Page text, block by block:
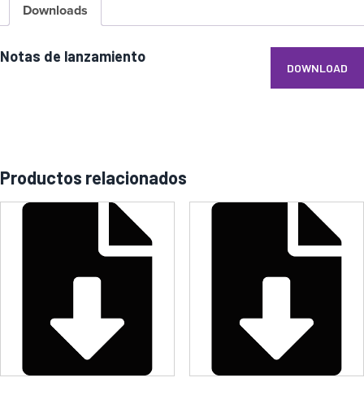
Downloads
Notas de lanzamiento
DOWNLOAD
Productos relacionados